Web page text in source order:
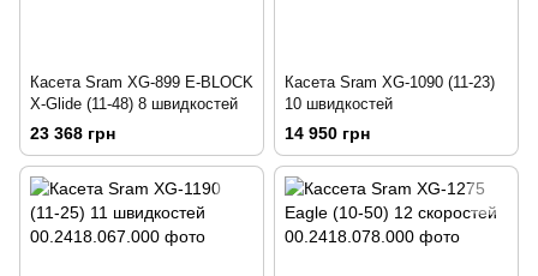
Касета Sram XG-899 E-BLOCK
X-Glide (11-48) 8 швидкостей
23 368 грн
Касета Sram XG-1090 (11-23)
10 швидкостей
14 950 грн